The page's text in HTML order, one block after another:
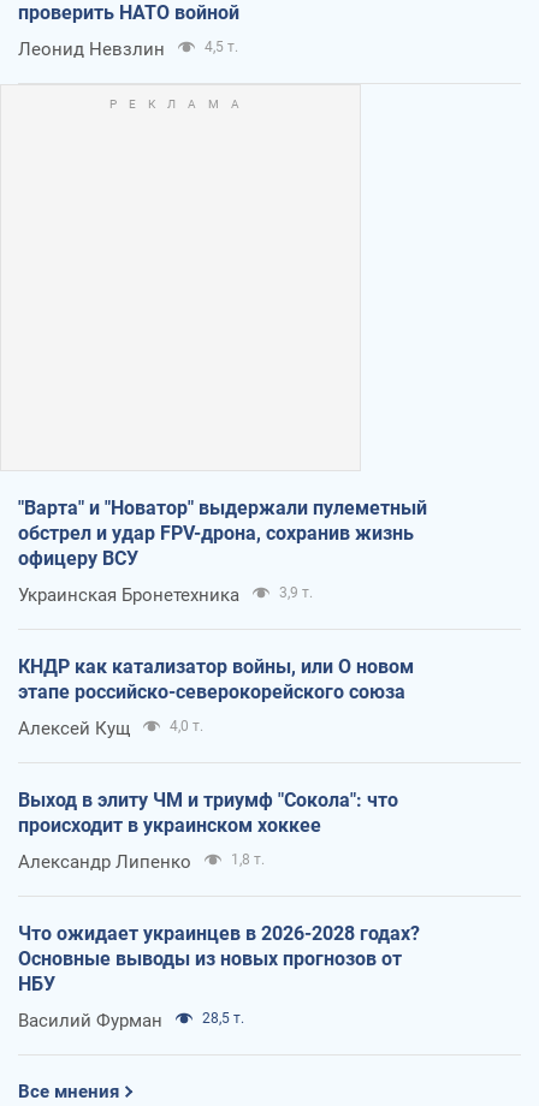
проверить НАТО войной
Леонид Невзлин 4,5 т.
"Варта" и "Новатор" выдержали пулеметный
обстрел и удар FPV-дрона, сохранив жизнь
офицеру ВСУ
Украинская Бронетехника 3,9 т.
КНДР как катализатор войны, или О новом
этапе российско-северокорейского союза
Алексей Кущ 4,0 т.
Выход в элиту ЧМ и триумф "Сокола": что
происходит в украинском хоккее
Александр Липенко 1,8 т.
Что ожидает украинцев в 2026-2028 годах?
Основные выводы из новых прогнозов от
НБУ
Василий Фурман 28,5 т.
Все мнения